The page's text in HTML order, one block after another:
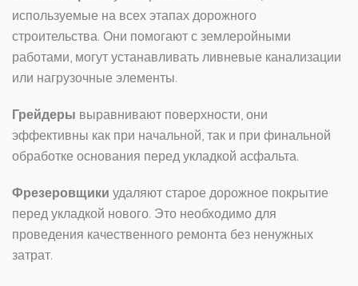
используемые на всех этапах дорожного
строительства. Они помогают с землеройными
работами, могут устанавливать ливневые канализации
или нагрузочные элементы.
Грейдеры выравнивают поверхности, они
эффективны как при начальной, так и при финальной
обработке основания перед укладкой асфальта.
Фрезеровщики удаляют старое дорожное покрытие
перед укладкой нового. Это необходимо для
проведения качественного ремонта без ненужных
затрат.